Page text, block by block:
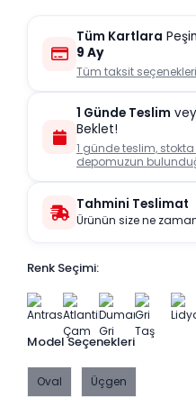
Tüm Kartlara
9 Ay
Tüm taksit
1 Günde Teslim
Beklet!
1 günde teslim,
depomuzun
Tahmini Teslimat
Ürünün size ne
Renk Seçimi:
Model Seçenekleri
Oval Üçgen